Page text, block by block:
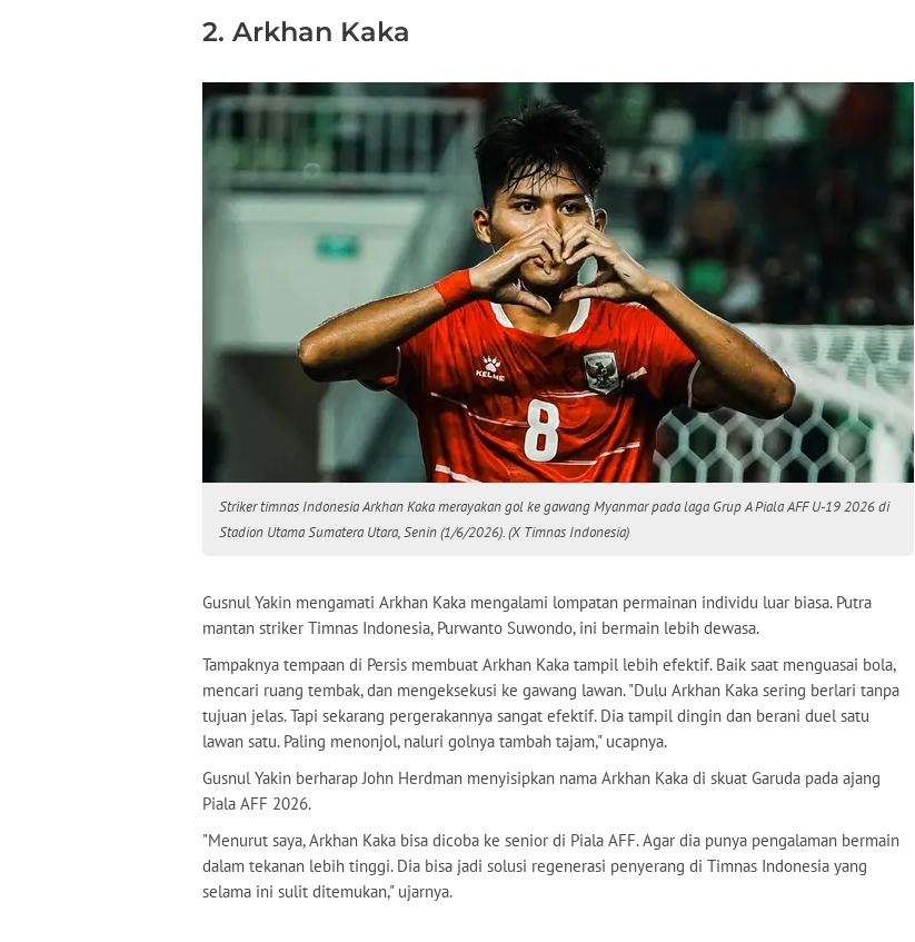
2. Arkhan Kaka
Striker timnas Indonesia Arkhan Kaka merayakan gol ke gawang Myanmar pada laga Grup A Piala AFF U-19 2026 di
Stadion Utama Sumatera Utara, Senin (1/6/2026). (X Timnas Indonesia)
Gusnul Yakin mengamati Arkhan Kaka mengalami lompatan permainan individu luar biasa. Putra
mantan striker Timnas Indonesia, Purwanto Suwondo, ini bermain lebih dewasa.
Tampaknya tempaan di Persis membuat Arkhan Kaka tampil lebih efektif. Baik saat menguasai bola,
mencari ruang tembak, dan mengeksekusi ke gawang lawan. "Dulu Arkhan Kaka sering berlari tanpa
tujuan jelas. Tapi sekarang pergerakannya sangat efektif. Dia tampil dingin dan berani duel satu
lawan satu. Paling menonjol, naluri golnya tambah tajam," ucapnya.
Gusnul Yakin berharap John Herdman menyisipkan nama Arkhan Kaka di skuat Garuda pada ajang
Piala AFF 2026.
"Menurut saya, Arkhan Kaka bisa dicoba ke senior di Piala AFF. Agar dia punya pengalaman bermain
dalam tekanan lebih tinggi. Dia bisa jadi solusi regenerasi penyerang di Timnas Indonesia yang
selama ini sulit ditemukan," ujarnya.